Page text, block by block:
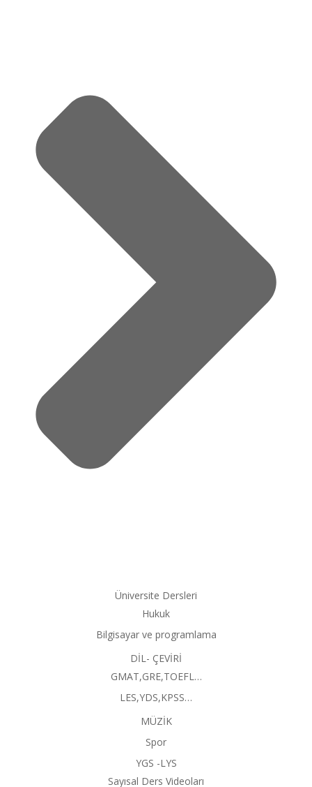
Üniversite Dersleri
Hukuk
Bilgisayar ve programlama
DİL- ÇEVİRİ
GMAT,GRE,TOEFL…
LES,YDS,KPSS…
MÜZİK
Spor
YGS -LYS
Sayısal Ders Videoları